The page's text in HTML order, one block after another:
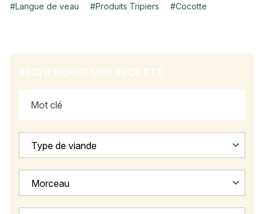
#Langue de veau #Produits Tripiers #Cocotte
Type de viande
Morceau